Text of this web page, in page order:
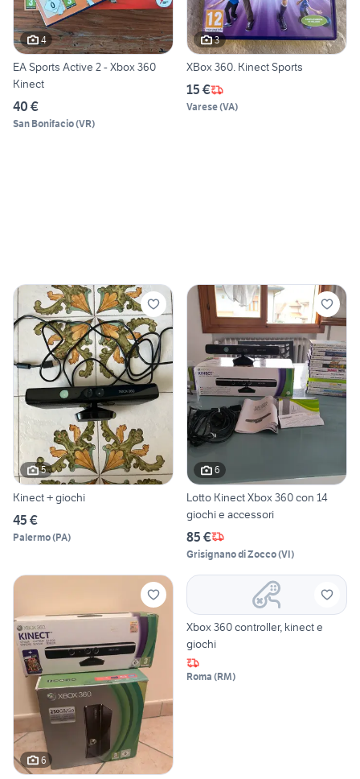
4
EA Sports Active 2 - Xbox 360
Kinect
40 €
San Bonifacio(VR)
3
XBox 360. Kinect Sports
15 €
Varese(VA)
5
Kinect + giochi
45 €
Palermo(PA)
6
Lotto Kinect Xbox 360 con 14
giochi e accessori
85 €
Grisignano di Zocco(VI)
6
Xbox 360 controller, kinect e
giochi
Roma (RM)